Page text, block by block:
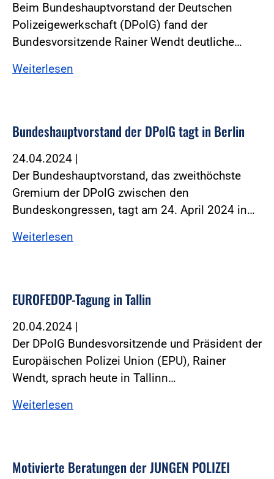
Beim Bundeshauptvorstand der Deutschen
Polizeigewerkschaft (DPolG) fand der
Bundesvorsitzende Rainer Wendt deutliche…
Weiterlesen
Bundeshauptvorstand der DPolG tagt in Berlin
24.04.2024 |
Der Bundeshauptvorstand, das zweithöchste
Gremium der DPolG zwischen den
Bundeskongressen, tagt am 24. April 2024 in…
Weiterlesen
EUROFEDOP-Tagung in Tallin
20.04.2024 |
Der DPolG Bundesvorsitzende und Präsident der
Europäischen Polizei Union (EPU), Rainer
Wendt, sprach heute in Tallinn…
Weiterlesen
Motivierte Beratungen der JUNGEN POLIZEI